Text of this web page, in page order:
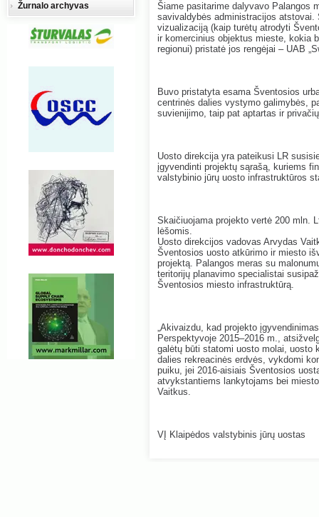
Šiame pasitarime dalyvavo Palangos
savivaldybės administracijos
vizualizaciją (kaip turėtų atrodyti
ir komercinius objektus mieste, kokia
regionui) pristatė jos rengėjai – UAB
Buvo pristatyta esama Šventosios
centrinės dalies vystymo galimybės,
suvienijimo, taip pat aptartas ir
Uosto direkcija yra pateikusi LR
įgyvendinti projektų sąrašą, kuriems
valstybinio jūrų uosto infrastruktūros
Skaičiuojama projekto vertė 200 mln.
lėšomis.
Uosto direkcijos vadovas Arvydas
Šventosios uosto atkūrimo ir miesto
projektą. Palangos meras su
teritorijų planavimo specialistai
Šventosios miesto infrastruktūrą.
„Akivaizdu, kad projekto
Perspektyvoje 2015–2016 m.,
galėtų būti statomi uosto molai, uosto
dalies rekreacinės erdvės, vykdomi
puiku, jei 2016-aisiais Šventosios
atvykstantiems lankytojams bei
Vaitkus.
VĮ Klaipėdos valstybinis jūrų uostas
Žurnalo archyvas